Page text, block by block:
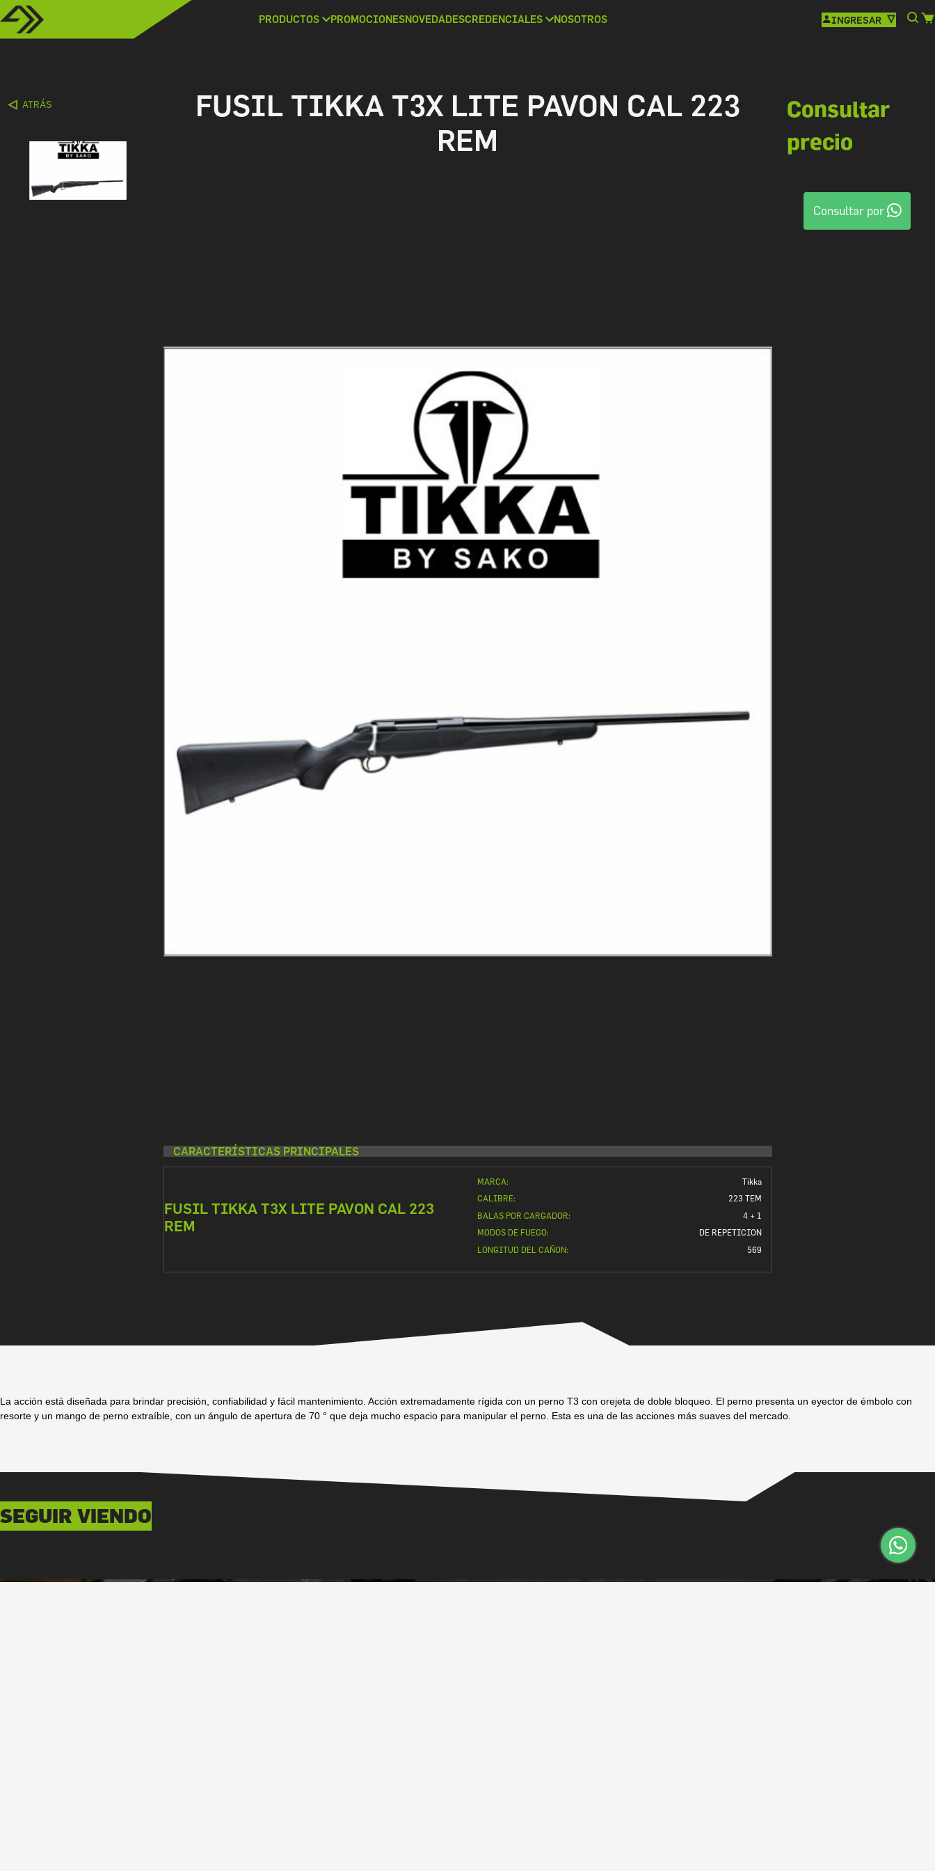
PRODUCTOS PROMOCIONESNOVEDADESCREDENCIALES NOSOTROS INGRESAR
ATRÁS
FUSIL TIKKA T3X LITE PAVON CAL 223
REM
Consultar
precio
Consultar por
CARACTERÍSTICAS PRINCIPALES
FUSIL TIKKA T3X LITE PAVON CAL 223
REM
MARCA:
Tikka
CALIBRE:
223 TEM
BALAS POR CARGADOR:
4 + 1
MODOS DE FUEGO:
DE REPETICION
LONGITUD DEL CAÑON:
569
La acción está diseñada para brindar precisión, confiabilidad y fácil mantenimiento. Acción extremadamente rígida con un perno T3 con orejeta de doble bloqueo. El perno presenta un eyector de émbolo con
resorte y un mango de perno extraíble, con un ángulo de apertura de 70 ° que deja mucho espacio para manipular el perno. Esta es una de las acciones más suaves del mercado.
SEGUIR VIENDO